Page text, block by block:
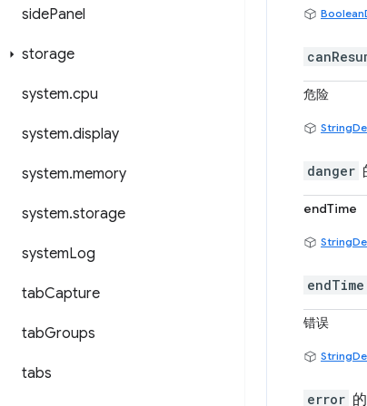
sidePanel
storage
system.cpu
system.display
system.memory
system.storage
systemLog
tabCapture
tabGroups
tabs
危险
danger
endTime
endTime
错误
error